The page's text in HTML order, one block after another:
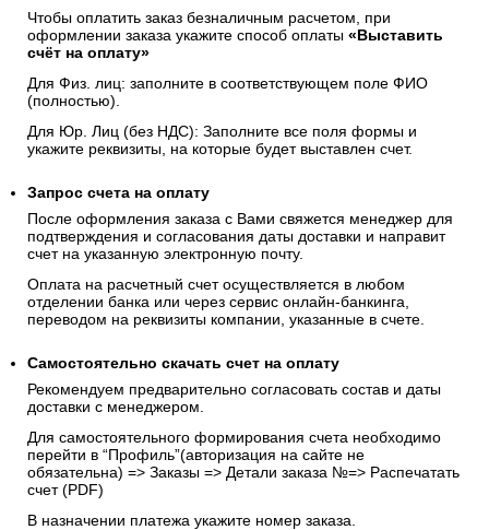
Чтобы оплатить заказ безналичным расчетом, при
оформлении заказа укажите способ оплаты «Выставить
счёт на оплату»
Для Физ. лиц: заполните в соответствующем поле ФИО
(полностью).
Для Юр. Лиц (без НДС): Заполните все поля формы и
укажите реквизиты, на которые будет выставлен счет.
Запрос счета на оплату
После оформления заказа с Вами свяжется менеджер для
подтверждения и согласования даты доставки и направит
счет на указанную электронную почту.
Оплата на расчетный счет осуществляется в любом
отделении банка или через сервис онлайн-банкинга,
переводом на реквизиты компании, указанные в счете.
Самостоятельно скачать счет на оплату
Рекомендуем предварительно согласовать состав и даты
доставки с менеджером.
Для самостоятельного формирования счета необходимо
перейти в “Профиль”(авторизация на сайте не
обязательна) => Заказы => Детали заказа №=> Распечатать
счет (PDF)
В назначении платежа укажите номер заказа.